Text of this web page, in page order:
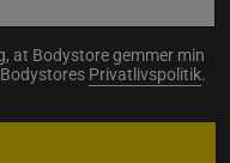
at Bodystore gemmer min
Privatlivspolitik.